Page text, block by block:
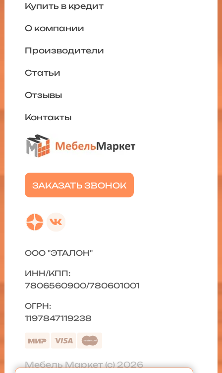
ЗАКАЗАТЬ ЗВОНОК
Купить в кредит
О компании
Производители
Статьи
Отзывы
Контакты
ООО "ЭТАЛОН"
ИНН/КПП:
7806560900/780601001
ОГРН:
1197847119238
Мебель Маркет (с) 2026